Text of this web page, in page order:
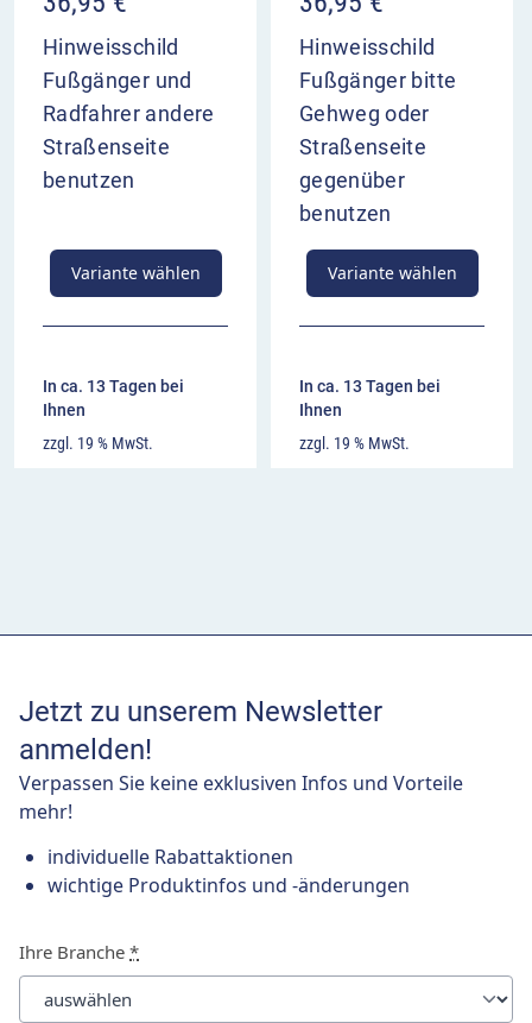
Hinweisschild
Fußgänger und
Radfahrer andere
Straßenseite
benutzen
Variante wählen
In ca. 13 Tagen bei
Ihnen
zzgl. 19 % MwSt.
Hinweisschild
Fußgänger bitte
Gehweg oder
Straßenseite
gegenüber
benutzen
Variante wählen
In ca. 13 Tagen bei
Ihnen
zzgl. 19 % MwSt.
Jetzt zu unserem Newsletter
anmelden!
Verpassen Sie keine exklusiven Infos und Vorteile
mehr!
individuelle Rabattaktionen
wichtige Produktinfos und -änderungen
Ihre Branche *